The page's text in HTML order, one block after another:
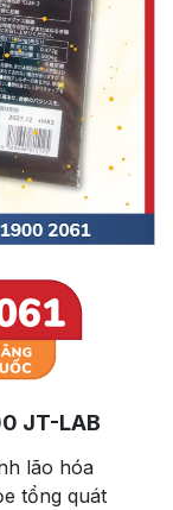
JT-LAB
lão hóa
tổng quát